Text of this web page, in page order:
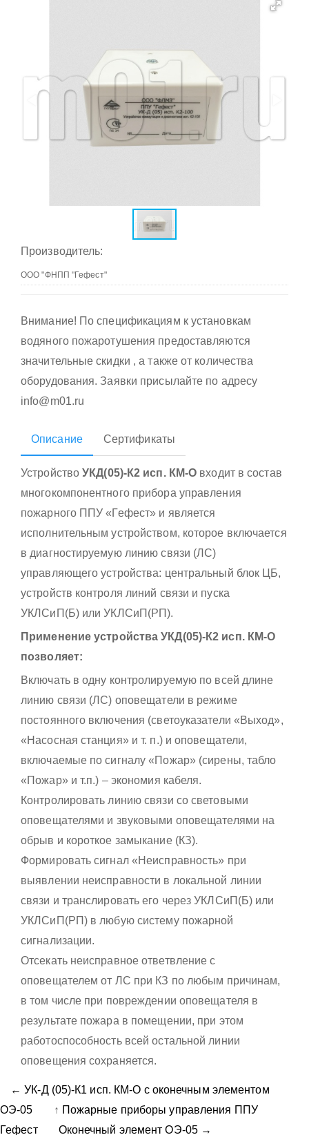
Производитель:
Внимание! По спецификациям к установкам
водяного пожаротушения предоставляются
значительные скидки , а также от количества
оборудования. Заявки присылайте по адресу
info@m01.ru
Описание Сертификаты
УстройствоУКД(05)-К2 исп. КМ-О входит в состав
многокомпонентного прибора управления
пожарного ППУ «Гефест» и является
исполнительным устройством, которое включается
в диагностируемую линию связи (ЛС)
управляющего устройства: центральный блок ЦБ,
устройств контроля линий связи и пуска
УКЛСиП(Б) или УКЛСиП(РП).
Применение устройства УКД(05)-К2 исп. КМ-О
позволяет:
Включать в одну контролируемую по всей длине
линию связи (ЛС) оповещатели в режиме
постоянного включения (светоуказатели «Выход»,
«Насосная станция» и т. п.) и оповещатели,
включаемые по сигналу «Пожар» (сирены, табло
«Пожар» и т.п.) – экономия кабеля.
Контролировать линию связи со световыми
оповещателями и звуковыми оповещателями на
обрыв и короткое замыкание (КЗ).
Формировать сигнал «Неисправность» при
выявлении неисправности в локальной линии
связи и транслировать его через УКЛСиП(Б) или
УКЛСиП(РП) в любую систему пожарной
сигнализации.
Отсекать неисправное ответвление с
оповещателем от ЛС при КЗ по любым причинам,
в том числе при повреждении оповещателя в
результате пожара в помещении, при этом
работоспособность всей остальной линии
оповещения сохраняется.
← УК-Д (05)-К1 исп. КМ-О с оконечным элементом
ОЭ-05
↑ Пожарные приборы управления ППУ
Гефест
Оконечный элемент ОЭ-05 →